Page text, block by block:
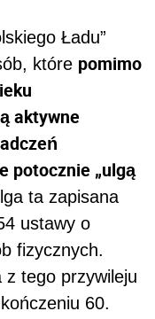
Ładu”
które pomimo
aktywne
potocznie „ulgą
ta zapisana
ustawy o
fizycznych.
z tego przywileju
60.